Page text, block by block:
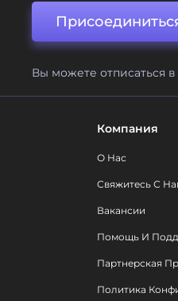
Вы можете отписаться
Компания
О Нас
Свяжитесь С
Вакансии
Помощь И
Партнерская
Политика